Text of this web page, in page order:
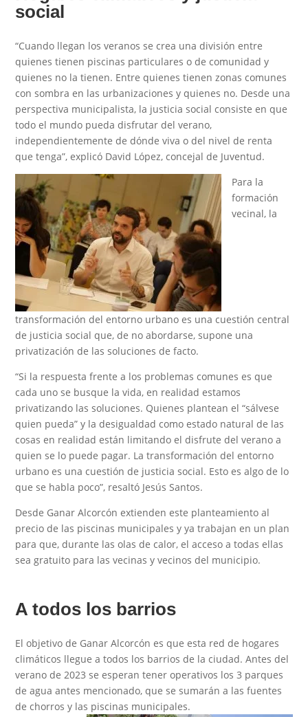
social
“Cuando llegan los veranos se crea una división entre
quienes tienen piscinas particulares o de comunidad y
quienes no la tienen. Entre quienes tienen zonas comunes
con sombra en las urbanizaciones y quienes no. Desde una
perspectiva municipalista, la justicia social consiste en que
todo el mundo pueda disfrutar del verano,
independientemente de dónde viva o del nivel de renta
que tenga”, explicó David López, concejal de Juventud.
Para la
formación
vecinal, la
transformación del entorno urbano es una cuestión central
de justicia social que, de no abordarse, supone una
privatización de las soluciones de facto.
“Si la respuesta frente a los problemas comunes es que
cada uno se busque la vida, en realidad estamos
privatizando las soluciones. Quienes plantean el “sálvese
quien pueda” y la desigualdad como estado natural de las
cosas en realidad están limitando el disfrute del verano a
quien se lo puede pagar. La transformación del entorno
urbano es una cuestión de justicia social. Esto es algo de lo
que se habla poco”, resaltó Jesús Santos.
Desde Ganar Alcorcón extienden este planteamiento al
precio de las piscinas municipales y ya trabajan en un plan
para que, durante las olas de calor, el acceso a todas ellas
sea gratuito para las vecinas y vecinos del municipio.
A todos los barrios
El objetivo de Ganar Alcorcón es que esta red de hogares
climáticos llegue a todos los barrios de la ciudad. Antes del
verano de 2023 se esperan tener operativos los 3 parques
de agua antes mencionado, que se sumarán a las fuentes
de chorros y las piscinas municipales.